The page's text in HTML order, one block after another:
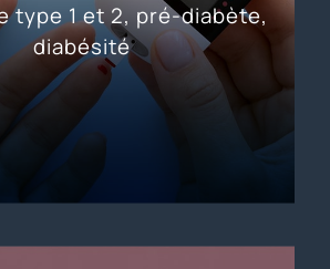
type 1 et 2, pré-diabète,
diabésité